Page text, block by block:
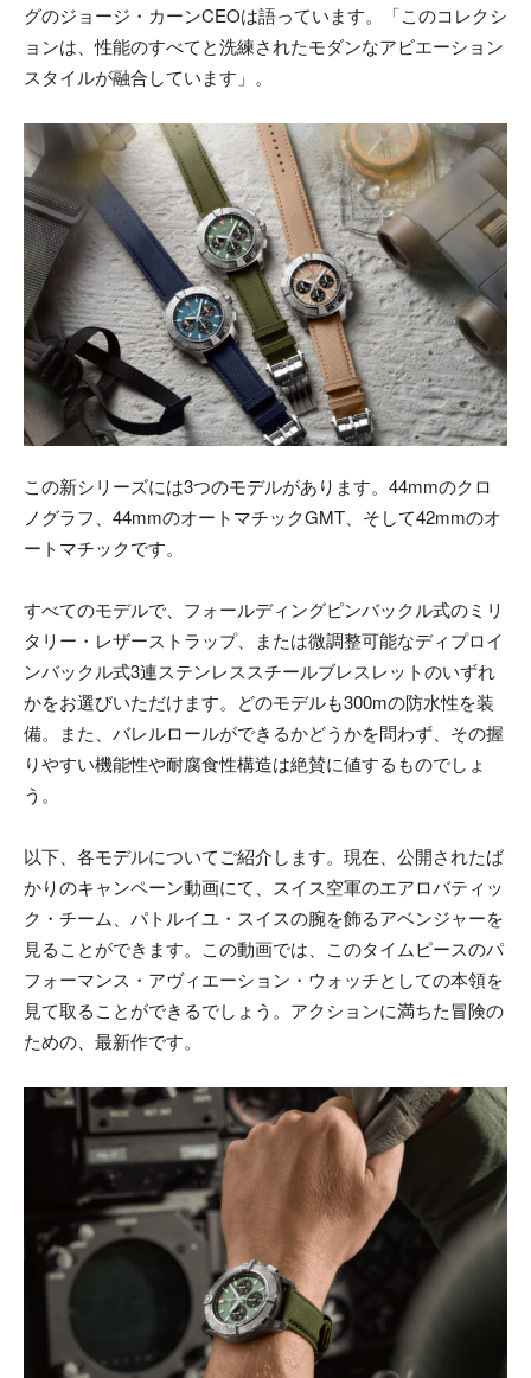
グのジョージ・カーンCEOは語っています。「このコレクシ
ョンは、性能のすべてと洗練されたモダンなアビエーション
スタイルが融合しています」。
この新シリーズには3つのモデルがあります。44mmのクロ
ノグラフ、44mmのオートマチックGMT、そして42mmのオ
ートマチックです。
すべてのモデルで、フォールディングピンバックル式のミリ
タリー・レザーストラップ、または微調整可能なディプロイ
ンバックル式3連ステンレススチールブレスレットのいずれ
かをお選びいただけます。どのモデルも300mの防水性を装
備。また、バレルロールができるかどうかを問わず、その握
りやすい機能性や耐腐食性構造は絶賛に値するものでしょ
う。
以下、各モデルについてご紹介します。現在、公開されたば
かりのキャンペーン動画にて、スイス空軍のエアロバティッ
ク・チーム、パトルイユ・スイスの腕を飾るアベンジャーを
見ることができます。この動画では、このタイムピースのパ
フォーマンス・アヴィエーション・ウォッチとしての本領を
見て取ることができるでしょう。アクションに満ちた冒険の
ための、最新作です。